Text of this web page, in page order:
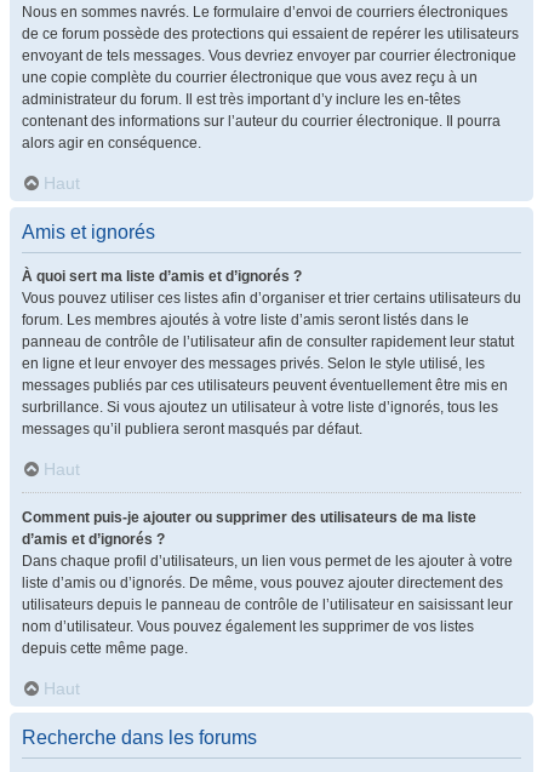
Nous en sommes navrés. Le formulaire d’envoi de courriers électroniques
de ce forum possède des protections qui essaient de repérer les utilisateurs
envoyant de tels messages. Vous devriez envoyer par courrier électronique
une copie complète du courrier électronique que vous avez reçu à un
administrateur du forum. Il est très important d’y inclure les en-têtes
contenant des informations sur l’auteur du courrier électronique. Il pourra
alors agir en conséquence.
Haut
Amis et ignorés
À quoi sert ma liste d’amis et d’ignorés ?
Vous pouvez utiliser ces listes afin d’organiser et trier certains utilisateurs du
forum. Les membres ajoutés à votre liste d’amis seront listés dans le
panneau de contrôle de l’utilisateur afin de consulter rapidement leur statut
en ligne et leur envoyer des messages privés. Selon le style utilisé, les
messages publiés par ces utilisateurs peuvent éventuellement être mis en
surbrillance. Si vous ajoutez un utilisateur à votre liste d’ignorés, tous les
messages qu’il publiera seront masqués par défaut.
Haut
Comment puis-je ajouter ou supprimer des utilisateurs de ma liste
d’amis et d’ignorés ?
Dans chaque profil d’utilisateurs, un lien vous permet de les ajouter à votre
liste d’amis ou d’ignorés. De même, vous pouvez ajouter directement des
utilisateurs depuis le panneau de contrôle de l’utilisateur en saisissant leur
nom d’utilisateur. Vous pouvez également les supprimer de vos listes
depuis cette même page.
Haut
Recherche dans les forums